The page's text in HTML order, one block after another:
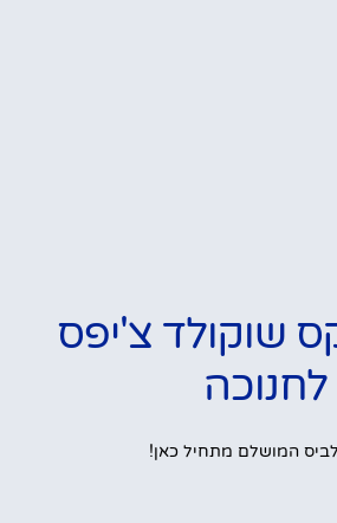
שוקולד צ'יפס
לחנוכה
המושלם מתחיל כאן!